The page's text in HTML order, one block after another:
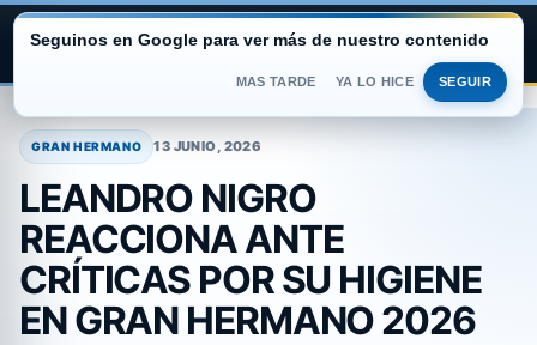
contenido
ARGENTINA PORTAL
GRAN HERMANO 13 JUNIO, 2026
LEANDRO NIGRO
REACCIONA ANTE
CRÍTICAS POR SU HIGIENE
EN GRAN HERMANO 2026
Seguinos en Google para ver más de nuestro contenido
MAS TARDE YA LO HICE SEGUIR